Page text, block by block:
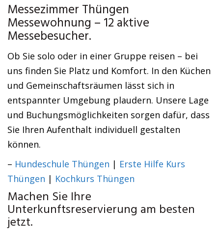
Messezimmer Thüngen
Messewohnung – 12 aktive
Messebesucher.
Ob Sie solo oder in einer Gruppe reisen – bei
uns finden Sie Platz und Komfort. In den Küchen
und Gemeinschaftsräumen lässt sich in
entspannter Umgebung plaudern. Unsere Lage
und Buchungsmöglichkeiten sorgen dafür, dass
Sie Ihren Aufenthalt individuell gestalten
können.
– Hundeschule Thüngen | Erste Hilfe Kurs
Thüngen | Kochkurs Thüngen
Machen Sie Ihre
Unterkunftsreservierung am besten
jetzt.